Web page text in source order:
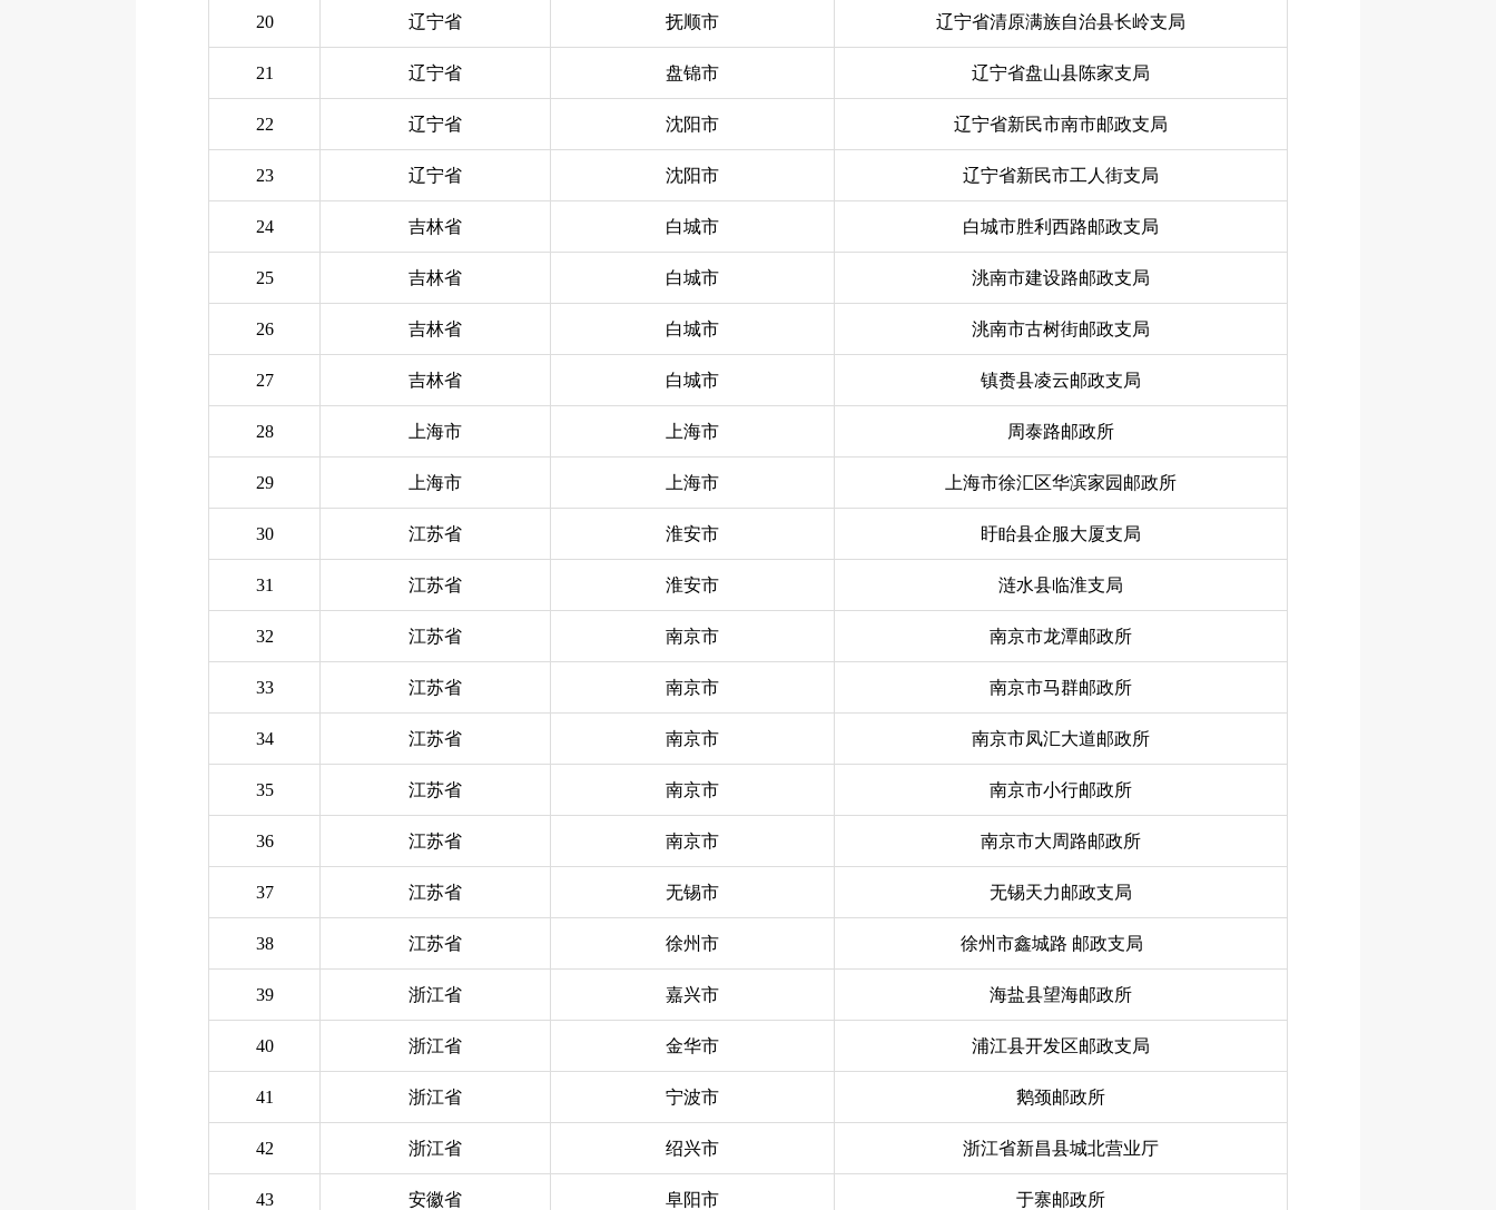
20 辽宁省 抚顺市 辽宁省清原满族自治县长岭支局
21 辽宁省 盘锦市 辽宁省盘山县陈家支局
22 辽宁省 沈阳市 辽宁省新民市南市邮政支局
23 辽宁省 沈阳市 辽宁省新民市工人街支局
24 吉林省 白城市 白城市胜利西路邮政支局
25 吉林省 白城市 洮南市建设路邮政支局
26 吉林省 白城市 洮南市古树街邮政支局
27 吉林省 白城市 镇赉县凌云邮政支局
28 上海市 上海市 周泰路邮政所
29 上海市 上海市 上海市徐汇区华滨家园邮政所
30 江苏省 淮安市 盱眙县企服大厦支局
31 江苏省 淮安市 涟水县临淮支局
32 江苏省 南京市 南京市龙潭邮政所
33 江苏省 南京市 南京市马群邮政所
34 江苏省 南京市 南京市凤汇大道邮政所
35 江苏省 南京市 南京市小行邮政所
36 江苏省 南京市 南京市大周路邮政所
37 江苏省 无锡市 无锡天力邮政支局
38 江苏省 徐州市 徐州市鑫城路 邮政支局
39 浙江省 嘉兴市 海盐县望海邮政所
40 浙江省 金华市 浦江县开发区邮政支局
41 浙江省 宁波市 鹅颈邮政所
42 浙江省 绍兴市 浙江省新昌县城北营业厅
43 安徽省 阜阳市 于寨邮政所